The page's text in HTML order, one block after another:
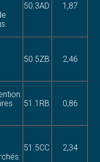
50.3AD 1,87
50.5ZB 2,46
51.1RB 0,86
51.5CC 2,34